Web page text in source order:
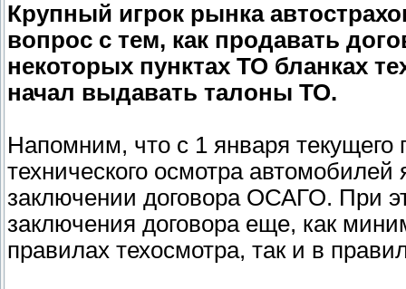
Крупный игрок рынка
вопрос с тем, как продавать
некоторых пунктах ТО бланках
начал выдавать талоны ТО.
Напомним, что с 1 января текущего
технического осмотра
заключении договора ОСАГО. При
заключения договора еще, как
правилах техосмотра, так и в